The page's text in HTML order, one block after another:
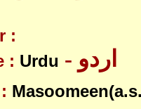
:
: Urdu - اردو